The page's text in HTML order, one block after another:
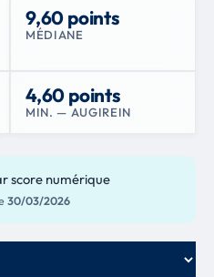
9,60 points
MÉDIANE
4,60 points
MIN. — AUGIREIN
score numérique
30/03/2026